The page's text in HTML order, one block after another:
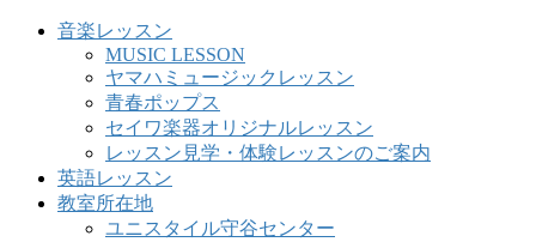
音楽レッスン
MUSIC LESSON
ヤマハミュージックレッスン
青春ポップス
セイワ楽器オリジナルレッスン
レッスン見学・体験レッスンのご案内
英語レッスン
教室所在地
ユニスタイル守谷センター